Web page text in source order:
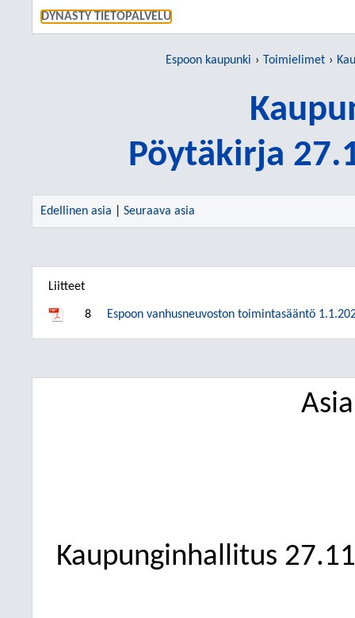
DYNASTY TIETOPALVELU
Espoon kaupunki Toimielimet
Pöytäkirja
Edellinen asia Seuraava asia
Liitteet
8 Espoon vanhusneuvoston toimintasääntö
Kaupunginhallitus